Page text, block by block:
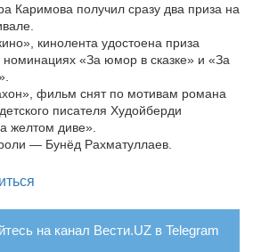
Каримова получил сразу два приза на
кинолента удостоена приза
«За юмор в сказке» и «За
фильм снят по мотивам романа
писателя Худойберди
желтом диве».
— Бунёд Рахматуллаев.
на канал Вести.UZ в Telegram